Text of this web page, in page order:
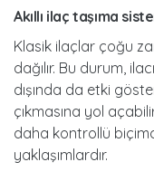
akıllı ilaç taşıma
Klasik ilaçlar çoğu
dağılır. Bu durum,
dışında da etki
çıkmasına yol
daha kontrollü
yaklaşımlardır.